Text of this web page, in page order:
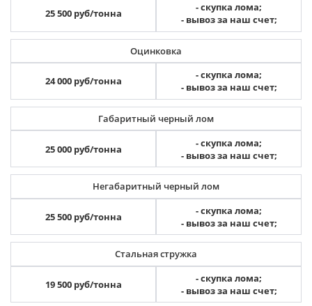
25 500 руб/тонна
- скупка лома;
- вывоз за наш счет;
Оцинковка
24 000 руб/тонна
- скупка лома;
- вывоз за наш счет;
Габаритный черный лом
25 000 руб/тонна
- скупка лома;
- вывоз за наш счет;
Негабаритный черный лом
25 500 руб/тонна
- скупка лома;
- вывоз за наш счет;
Стальная стружка
19 500 руб/тонна
- скупка лома;
- вывоз за наш счет;